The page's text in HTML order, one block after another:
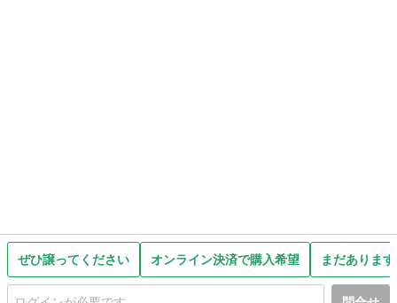
ぜひ譲ってください オンライン決済で購入希望 まだありま